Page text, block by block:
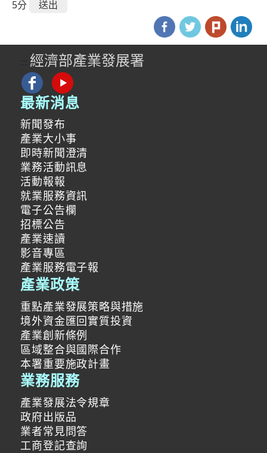
5分
::: 經濟部產業發展署
最新消息
新聞發布
產業大小事
即時新聞澄清
業務活動訊息
活動報報
就業服務資訊
電子公告欄
招標公告
產業速讀
影音專區
產業服務電子報
產業政策
重點產業發展策略與措施
境外資金匯回實質投資
產業創新條例
區域整合與國際合作
本署重要施政計畫
業務服務
產業發展法令規章
政府出版品
業者常見問答
工商登記查詢